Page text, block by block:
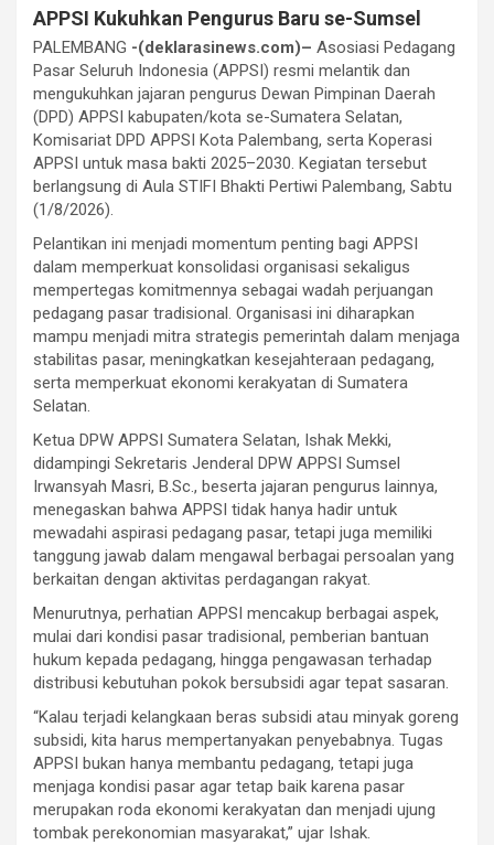
APPSI Kukuhkan Pengurus Baru se-Sumsel
PALEMBANG -(deklarasinews.com)– Asosiasi Pedagang
Pasar Seluruh Indonesia (APPSI) resmi melantik dan
mengukuhkan jajaran pengurus Dewan Pimpinan Daerah
(DPD) APPSI kabupaten/kota se-Sumatera Selatan,
Komisariat DPD APPSI Kota Palembang, serta Koperasi
APPSI untuk masa bakti 2025–2030. Kegiatan tersebut
berlangsung di Aula STIFI Bhakti Pertiwi Palembang, Sabtu
(1/8/2026).
Pelantikan ini menjadi momentum penting bagi APPSI
dalam memperkuat konsolidasi organisasi sekaligus
mempertegas komitmennya sebagai wadah perjuangan
pedagang pasar tradisional. Organisasi ini diharapkan
mampu menjadi mitra strategis pemerintah dalam menjaga
stabilitas pasar, meningkatkan kesejahteraan pedagang,
serta memperkuat ekonomi kerakyatan di Sumatera
Selatan.
Ketua DPW APPSI Sumatera Selatan, Ishak Mekki,
didampingi Sekretaris Jenderal DPW APPSI Sumsel
Irwansyah Masri, B.Sc., beserta jajaran pengurus lainnya,
menegaskan bahwa APPSI tidak hanya hadir untuk
mewadahi aspirasi pedagang pasar, tetapi juga memiliki
tanggung jawab dalam mengawal berbagai persoalan yang
berkaitan dengan aktivitas perdagangan rakyat.
Menurutnya, perhatian APPSI mencakup berbagai aspek,
mulai dari kondisi pasar tradisional, pemberian bantuan
hukum kepada pedagang, hingga pengawasan terhadap
distribusi kebutuhan pokok bersubsidi agar tepat sasaran.
“Kalau terjadi kelangkaan beras subsidi atau minyak goreng
subsidi, kita harus mempertanyakan penyebabnya. Tugas
APPSI bukan hanya membantu pedagang, tetapi juga
menjaga kondisi pasar agar tetap baik karena pasar
merupakan roda ekonomi kerakyatan dan menjadi ujung
tombak perekonomian masyarakat,” ujar Ishak.